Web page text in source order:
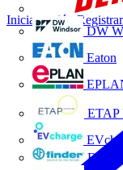
DW
Eaton
ETAP
Iniciar sesión